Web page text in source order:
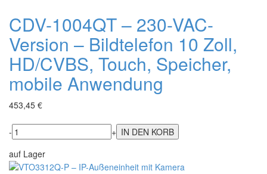
CDV-1004QT – 230-VAC-
Version – Bildtelefon 10 Zoll,
HD/CVBS, Touch, Speicher,
mobile Anwendung
453,45 €
-
+
auf Lager